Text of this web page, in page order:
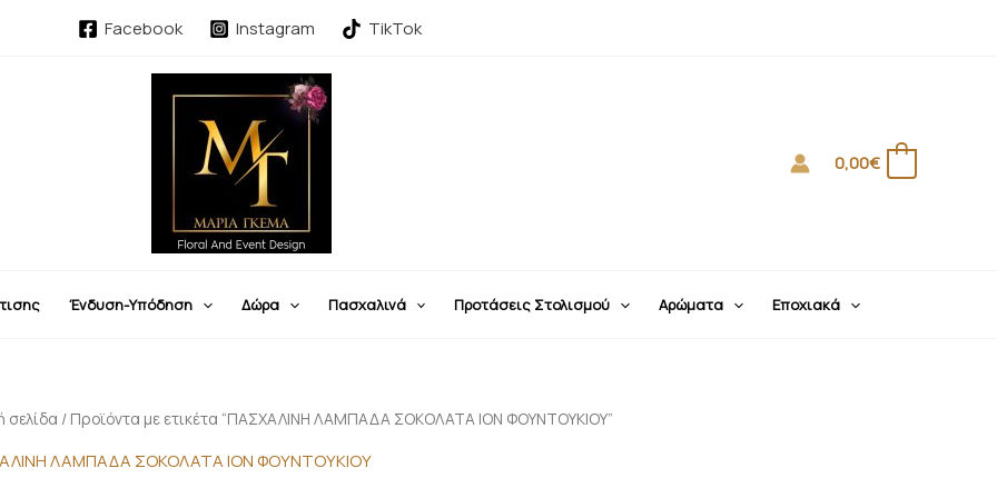
Facebook Instagram TikTok
0,00€
Ένδυση-Υπόδηση Δώρα Πασχαλινά Προτάσεις Στολισμού Αρώματα Εποχιακά
σελίδα / Προϊόντα με ετικέτα “ΠΑΣΧΑΛΙΝΗ ΛΑΜΠΑΔΑ ΣΟΚΟΛΑΤΑ ΙΟΝ ΦΟΥΝΤΟΥΚΙΟΥ”
ΛΑΜΠΑΔΑ ΣΟΚΟΛΑΤΑ ΙΟΝ ΦΟΥΝΤΟΥΚΙΟΥ